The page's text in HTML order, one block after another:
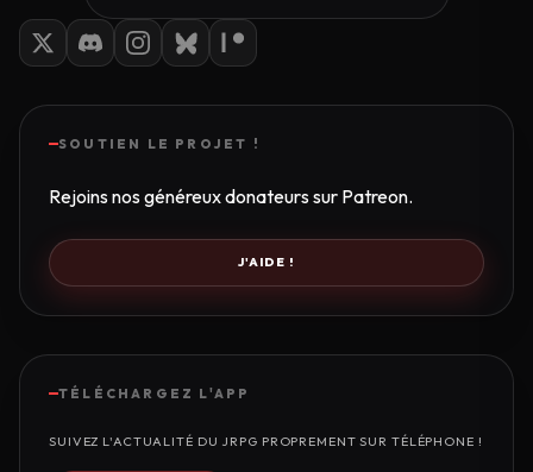
SOUTIEN LE PROJET !
Rejoins nos généreux donateurs sur Patreon.
J'AIDE !
TÉLÉCHARGEZ L'APP
SUIVEZ L'ACTUALITÉ DU JRPG PROPREMENT SUR TÉLÉPHONE !